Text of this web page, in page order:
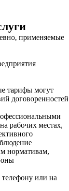
применяемые
тарифы могут
договоренностей
рабочих местах,
нормативам,
или на